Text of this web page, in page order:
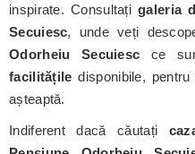
inspirate. Consultațigaleria
Secuiesc, unde veți
Odorheiu Secuiesc ce
facilitățile disponibile,
așteaptă.
Indiferent dacă căutați